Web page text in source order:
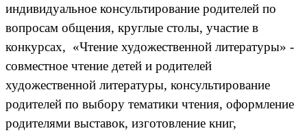
индивидуальное консультирование родителей по
вопросам общения, круглые столы, участие в
конкурсах, «Чтение художественной литературы» -
совместное чтение детей и родителей
художественной литературы, консультирование
родителей по выбору тематики чтения, оформление
родителями выставок, изготовление книг,